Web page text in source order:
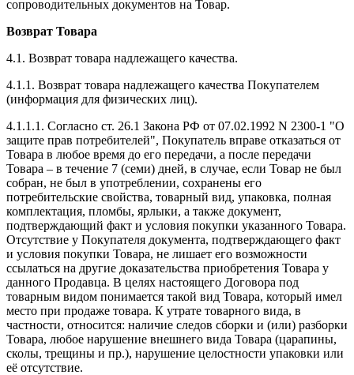
сопроводительных документов на Товар.
Возврат Товара
4.1. Возврат товара надлежащего качества.
4.1.1. Возврат товара надлежащего качества Покупателем
(информация для физических лиц).
4.1.1.1. Согласно ст. 26.1 Закона РФ от 07.02.1992 N 2300-1 "О
защите прав потребителей", Покупатель вправе отказаться от
Товара в любое время до его передачи, а после передачи
Товара – в течение 7 (семи) дней, в случае, если Товар не был
собран, не был в употреблении, сохранены его
потребительские свойства, товарный вид, упаковка, полная
комплектация, пломбы, ярлыки, а также документ,
подтверждающий факт и условия покупки указанного Товара.
Отсутствие у Покупателя документа, подтверждающего факт
и условия покупки Товара, не лишает его возможности
ссылаться на другие доказательства приобретения Товара у
данного Продавца. В целях настоящего Договора под
товарным видом понимается такой вид Товара, который имел
место при продаже товара. К утрате товарного вида, в
частности, относится: наличие следов сборки и (или) разборки
Товара, любое нарушение внешнего вида Товара (царапины,
сколы, трещины и пр.), нарушение целостности упаковки или
её отсутствие.